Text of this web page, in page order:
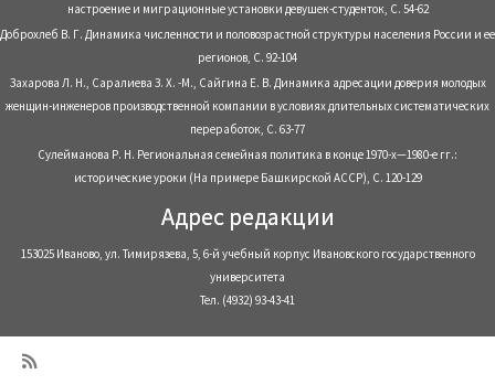
настроение и миграционные установки девушек-студенток, С. 54-62
Доброхлеб В. Г. Динамика численности и половозрастной структуры населения России и ее
регионов, С. 92-104
Захарова Л. Н., Саралиева З. Х. -М., Сайгина Е. В. Динамика адресации доверия молодых
женщин-инженеров производственной компании в условиях длительных систематических
переработок, С. 63-77
Сулейманова Р. Н. Региональная семейная политика в конце 1970-х—1980-е гг.:
исторические уроки (На примере Башкирской АССР), С. 120-129
Адрес редакции
153025 Иваново, ул. Тимирязева, 5, 6-й учебный корпус Ивановского государственного
университета
Тел. (4932) 93-43-41